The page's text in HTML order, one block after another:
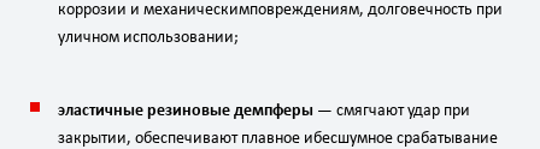
коррозии и механическимповреждениям, долговечность при
уличном использовании;
эластичные резиновые демпферы — смягчаютудар при
закрытии, обеспечиваютплавное ибесшумное срабатывание